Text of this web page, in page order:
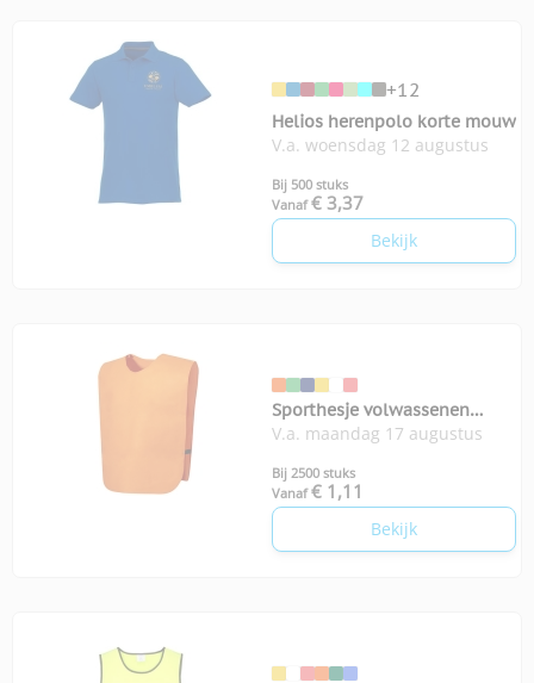
+12
Helios herenpolo korte mouw
V.a. woensdag 12 augustus
Bij 500 stuks
Vanaf € 3,37
Bekijk
Sporthesje volwassenen
Cambex
V.a. maandag 17 augustus
Bij 2500 stuks
Vanaf € 1,11
Bekijk